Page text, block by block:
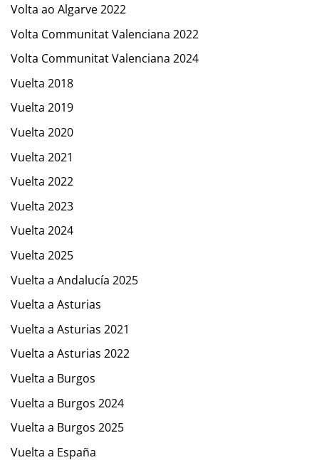
Volta ao Algarve 2022
Volta Communitat Valenciana 2022
Volta Communitat Valenciana 2024
Vuelta 2018
Vuelta 2019
Vuelta 2020
Vuelta 2021
Vuelta 2022
Vuelta 2023
Vuelta 2024
Vuelta 2025
Vuelta a Andalucía 2025
Vuelta a Asturias
Vuelta a Asturias 2021
Vuelta a Asturias 2022
Vuelta a Burgos
Vuelta a Burgos 2024
Vuelta a Burgos 2025
Vuelta a España